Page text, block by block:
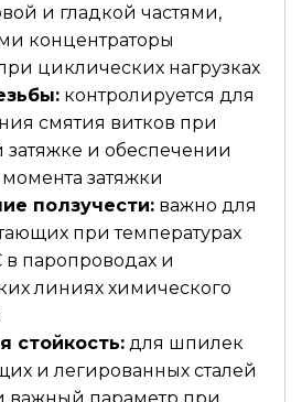
и гладкой частями,
концентраторы
циклических нагрузках
контролируется для
смятия витков при
затяжке и обеспечении
затяжки
ползучести: важно для
при температурах
паропроводах и
линиях химического
стойкость: для шпилек
и легированных сталей
важный параметр при